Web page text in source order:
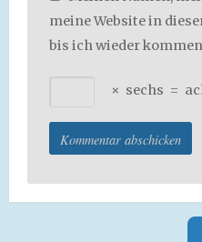
meine Website in
bis ich wieder
× sechs =